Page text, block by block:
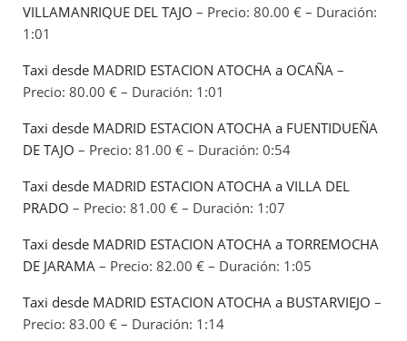
VILLAMANRIQUE DEL TAJO – Precio: 80.00 € – Duración:
1:01
Taxi desde MADRID ESTACION ATOCHA a OCAÑA –
Precio: 80.00 € – Duración: 1:01
Taxi desde MADRID ESTACION ATOCHA a FUENTIDUEÑA
DE TAJO – Precio: 81.00 € – Duración: 0:54
Taxi desde MADRID ESTACION ATOCHA a VILLA DEL
PRADO – Precio: 81.00 € – Duración: 1:07
Taxi desde MADRID ESTACION ATOCHA a TORREMOCHA
DE JARAMA – Precio: 82.00 € – Duración: 1:05
Taxi desde MADRID ESTACION ATOCHA a BUSTARVIEJO –
Precio: 83.00 € – Duración: 1:14